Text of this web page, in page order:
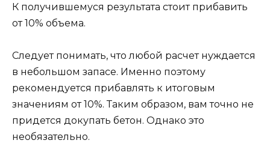
К получившемуся результата стоит прибавить
от 10% объема.
Следует понимать, что любой расчет нуждается
в небольшом запасе. Именно поэтому
рекомендуется прибавлять к итоговым
значениям от 10%. Таким образом, вам точно не
придется докупать бетон. Однако это
необязательно.